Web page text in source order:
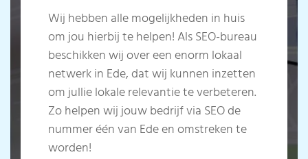
Wij hebben alle mogelijkheden in huis
om jou hierbij te helpen! Als SEO-bureau
beschikken wij over een enorm lokaal
netwerk in Ede, dat wij kunnen inzetten
om jullie lokale relevantie te verbeteren.
Zo helpen wij jouw bedrijf via SEO de
nummer één van Ede en omstreken te
worden!